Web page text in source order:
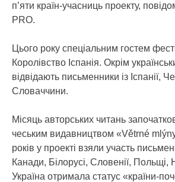
п’яти країн-учасниць проекту,
PRO.
Цього року спеціальним гостем
Королівство Іспанія. Окрім
відвідають письменники із Іспанії,
Словаччини.
Місяць авторських читань
чеським видавництвом «Větrné
років у проекті взяли участь
Канади, Білорусі, Словенії, Польщі,
Україна отримала статус «країни-